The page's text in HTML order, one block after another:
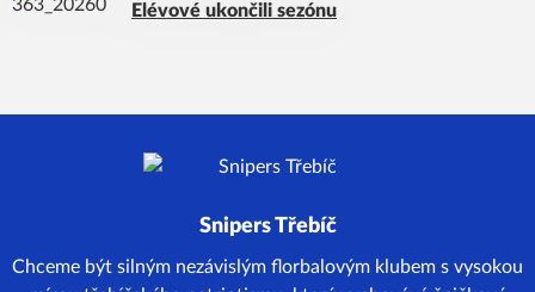
Elévové ukončili sezónu
Snipers Třebíč
Chceme být silným nezávislým florbalovým klubem s vysokou